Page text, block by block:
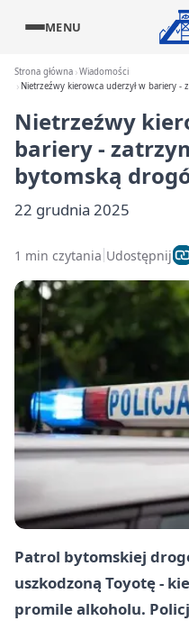
MENU
Strona główna Wiadomości
Nietrzeźwy kierowca uderzył w bariery
Nietrzeźwy
bariery -
bytomską
22 grudnia 2025
1 min czytania Udostępnij
Patrol bytomskiej
uszkodzoną Toyotę -
promile alkoholu.